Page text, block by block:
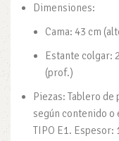
Dimensiones:
Cama: 43 cm
Estante colgar:
(prof.)
Piezas: Tablero
según contenido
TIPO E1. Espesor: